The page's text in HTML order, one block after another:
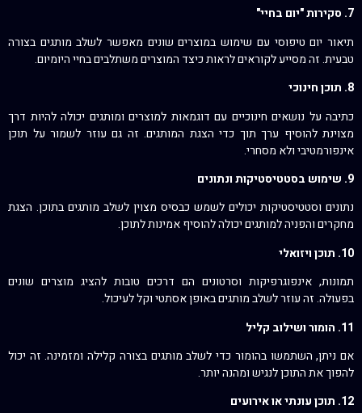
7. סקירות "יום בחיי"
תיאור יום טיפוסי עם שימוש במוצרים שונים מאפשר לשלב מותגים בצורה
טבעית. זה מסייע לקוראים לראות כיצד המוצרים משתלבים בחיי היומיום.
8. תוכן חינוכי
כתיבה על נושאים חינוכיים עם דוגמאות למוצרים ומותגים יכולה להיות דרך
מצוינת להוסיף ערך תוך כדי הצגת המותגים. זה גם עוזר לשמור על תוכן
אינפורמטיבי ולא מסחרי.
9. שימוש בסטטיסטיקות ונתונים
נתונים וסטטיסטיקות יכולים לשמש כבסיס מצוין לשלב מותגים בתוכן. הצגת
מחקרים והפניה למותגים יכולה להוסיף אמינות לתוכן.
10. תוכן ויזואלי
תמונות, אינפוגרפיקות וסרטונים הם דרכים טובות להציג מוצרים שונים
בפעולה. זה עוזר לשלב מותגים באופן אסתטי וקל לעיכול.
11. הומור ושילוב קליל
אם ניתן, השתמשו בהומור כדי לשלב מותגים בצורה קלילה ומזמינה. זה יכול
להפוך את התוכן לנגיש ומהנה יותר.
12. תוכן עונתי או אירועים